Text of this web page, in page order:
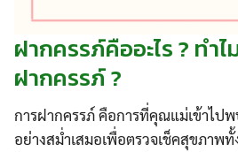
ฝากครรภ์คืออะไร ? ทำ
ฝากครรภ์ ?
การฝากครรภ์ คือการที่คุณแม่เข้าไป
อย่างสม่ำเสมอเพื่อตรวจเช็คสุขภาพ